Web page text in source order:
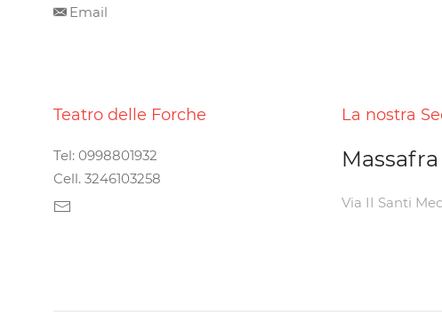
Email
Teatro delle Forche
Tel: 0998801932
Cell. 3246103258
La nostra
Massafra
Via II Santi